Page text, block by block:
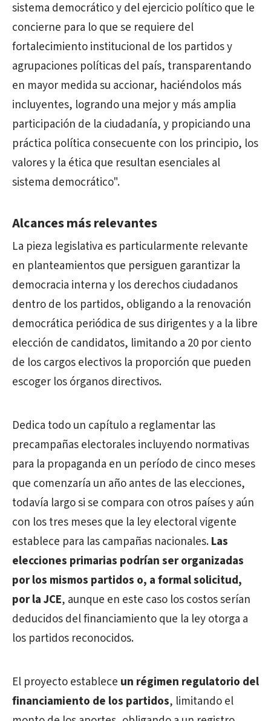
sistema democrático y del ejercicio político que le
concierne para lo que se requiere del
fortalecimiento institucional de los partidos y
agrupaciones políticas del país, transparentando
en mayor medida su accionar, haciéndolos más
incluyentes, logrando una mejor y más amplia
participación de la ciudadanía, y propiciando una
práctica política consecuente con los principio, los
valores y la ética que resultan esenciales al
sistema democrático".
Alcances más relevantes
La pieza legislativa es particularmente relevante
en planteamientos que persiguen garantizar la
democracia interna y los derechos ciudadanos
dentro de los partidos, obligando a la renovación
democrática periódica de sus dirigentes y a la libre
elección de candidatos, limitando a 20 por ciento
de los cargos electivos la proporción que pueden
escoger los órganos directivos.
Dedica todo un capítulo a reglamentar las
precampañas electorales incluyendo normativas
para la propaganda en un período de cinco meses
que comenzaría un año antes de las elecciones,
todavía largo si se compara con otros países y aún
con los tres meses que la ley electoral vigente
establece para las campañas nacionales.Las
elecciones primarias podrían ser organizadas
por los mismos partidos o, a formal solicitud,
por la JCE, aunque en este caso los costos serían
deducidos del financiamiento que la ley otorga a
los partidos reconocidos.
El proyecto establece un régimen regulatorio del
financiamiento de los partidos, limitando el